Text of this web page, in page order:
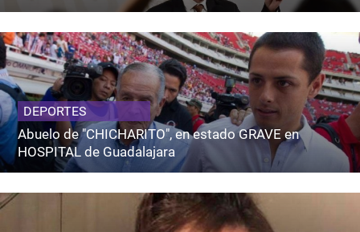
DEPORTES
Abuelo de "CHICHARITO", en estado GRAVE en
HOSPITAL de Guadalajara